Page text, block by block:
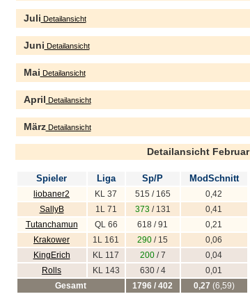
Juli Detailansicht
Juni Detailansicht
Mai Detailansicht
April Detailansicht
MärzDetailansicht
Detailansicht Februar
Spieler Liga Sp/P ModSchnitt
liobaner2 KL 37 515 / 165
0,42
SallyB
1L 71 373/ 131
0,41
Tutanchamun
QL 66 618 / 91
0,21
Krakower
1L 161 290 / 15
0,06
KingErich
KL 117 200/ 7
0,04
Rolls
KL 143 630 / 4
0,01
Gesamt
1796 / 402 0,27 (6,59)